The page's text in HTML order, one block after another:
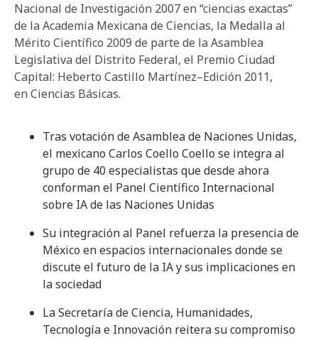
Nacional de Investigación 2007 en “ciencias exactas”
de la Academia Mexicana de Ciencias, la Medalla al
Mérito Científico 2009 de parte de la Asamblea
Legislativa del Distrito Federal, el Premio Ciudad
Capital: Heberto Castillo Martínez–Edición 2011,
en Ciencias Básicas.
Tras votación de Asamblea de Naciones Unidas,
el mexicano Carlos Coello Coello se integra al
grupo de 40 especialistas que desde ahora
conforman el Panel Científico Internacional
sobre IA de las Naciones Unidas
Su integración al Panel refuerza la presencia de
México en espacios internacionales donde se
discute el futuro de la IA y sus implicaciones en
la sociedad
La Secretaría de Ciencia, Humanidades,
Tecnología e Innovación reitera su compromiso